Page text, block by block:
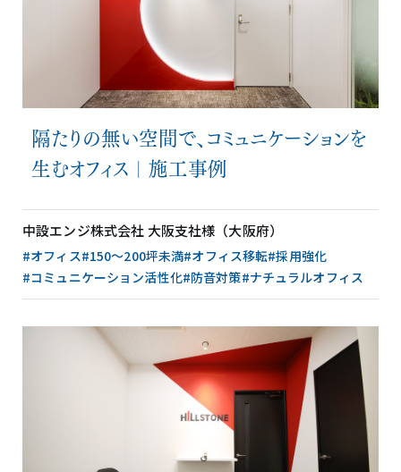
隔たりの無い空間で、コミュニケーションを
生むオフィス｜施工事例
中設エンジ株式会社 大阪支社様（大阪府）
#オフィス#150〜200坪未満#オフィス移転#採用強化
#コミュニケーション活性化#防音対策#ナチュラルオフィス